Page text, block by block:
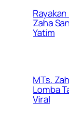
Zaha
Yatim
MTs.
Lomba
Viral